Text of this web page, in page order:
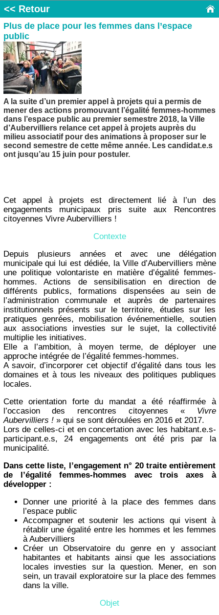
<< Retour
Plus de place pour les femmes dans l’espace
public
A la suite d’un premier appel à projets qui a permis de
mener des actions promouvant l’égalité femmes-hommes
dans l’espace public au premier semestre 2018, la Ville
d’Aubervilliers relance cet appel à projets auprès du
milieu associatif pour des animations à proposer sur le
second semestre de cette même année. Les candidat.e.s
ont jusqu’au 15 juin pour postuler.
Cet appel à projets est directement lié à l’un des
engagements municipaux pris suite aux Rencontres
citoyennes Vivre Aubervilliers !
Contexte
Depuis plusieurs années et avec une délégation
municipale qui lui est dédiée, la Ville d’Aubervilliers mène
une politique volontariste en matière d’égalité femmes-
hommes. Actions de sensibilisation en direction de
différents publics, formations dispensées au sein de
l’administration communale et auprès de partenaires
institutionnels présents sur le territoire, études sur les
pratiques genrées, mobilisation événementielle, soutien
aux associations investies sur le sujet, la collectivité
multiplie les initiatives.
Elle a l’ambition, à moyen terme, de déployer une
approche intégrée de l’égalité femmes-hommes.
A savoir, d’incorporer cet objectif d’égalité dans tous les
domaines et à tous les niveaux des politiques publiques
locales.
Cette orientation forte du mandat a été réaffirmée à
l’occasion des rencontres citoyennes « Vivre
Aubervilliers !» qui se sont déroulées en 2016 et 2017.
Lors de celles-ci et en concertation avec les habitant.e.s-
participant.e.s, 24 engagements ont été pris par la
municipalité.
Dans cette liste, l’engagement n° 20 traite entièrement
de l’égalité femmes-hommes avec trois axes à
développer :
Donner une priorité à la place des femmes dans
l’espace public
Accompagner et soutenir les actions qui visent à
rétablir une égalité entre les hommes et les femmes
à Aubervilliers
Créer un Observatoire du genre en y associant
habitantes et habitants ainsi que les associations
locales investies sur la question. Mener, en son
sein, un travail exploratoire sur la place des femmes
dans la ville.
Objet